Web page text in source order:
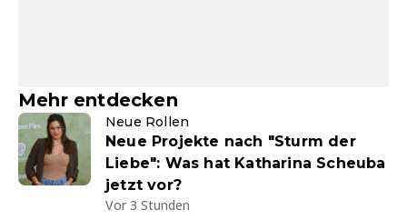
Mehr entdecken
Neue Rollen
Neue Projekte nach "Sturm der
Liebe": Was hat Katharina Scheuba
jetzt vor?
Vor 3 Stunden